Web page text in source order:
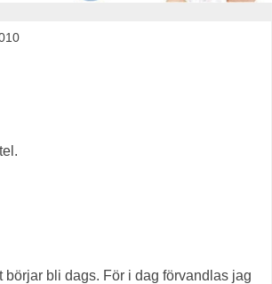
börjar bli dags. För i dag förvandlas jag